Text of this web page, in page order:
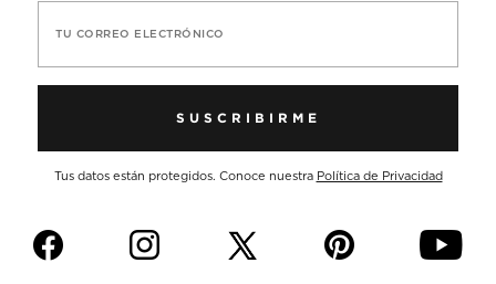
TU CORREO ELECTRÓNICO
SUSCRIBIRME
Tus datos están protegidos. Conoce nuestra Política de Privacidad
f i p y